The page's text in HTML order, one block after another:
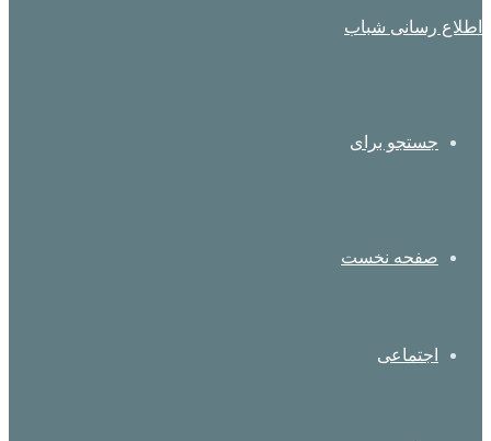
اطلاع رسانی شباب
جستجو برای
صفحه نخست
اجتماعی